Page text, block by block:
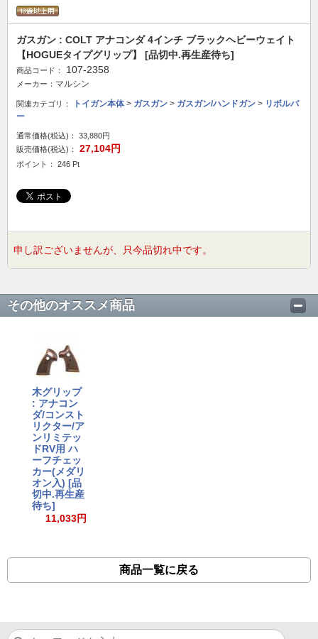
ガスガン : COLT アナコンダ 4インチ ブラックヘビーウェイト
【HOGUEタイプグリップ】 [品切中.再生産待ち]
商品コード： 107-2358
メーカー： マルシン
関連カテゴリ： トイガン本体> ガスガン > ガスガン/ハンドガン > リボルバ
ー
通常価格(税込)：
33,880円
販売価格(税込)：
27,104円
ポイント： 246 Pt
申し訳ございませんが、只今品切れ中です。
その他のオススメ商品
木グリップ
: アナコン
ダ/コンスト
リクター/ア
ンリミテッ
ドRV用 ハ
ーフチェッ
カー(メダリ
オン入) [品
切中.再生産
待ち]
11,033円
商品一覧に戻る